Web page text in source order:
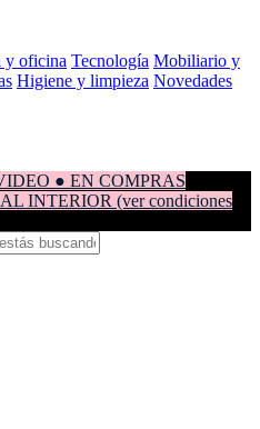
y oficina Tecnología Mobiliario y
Higiene y limpieza Novedades
● EN COMPRAS
INTERIOR (ver condiciones